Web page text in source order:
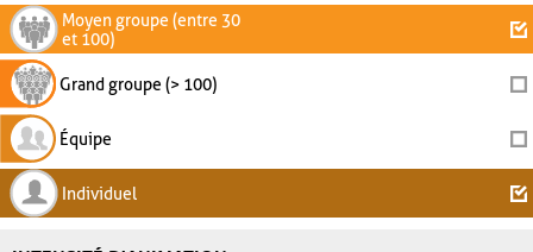
Moyen groupe (entre 30
et 100)
Grand groupe (> 100)
Équipe
Individuel